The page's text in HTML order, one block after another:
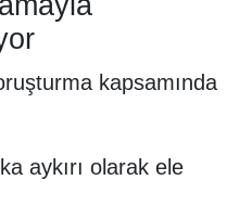
kapsamında
aykırı olarak ele